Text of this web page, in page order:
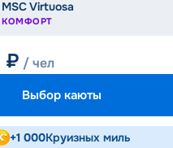
MSC Virtuosa
КОМФОРТ
₽ / чел
Выбор каюты
+1 000Круизных миль